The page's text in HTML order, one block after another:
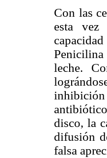
Con las
esta vez
leche.
inhibición
disco, la
difusión
falsa